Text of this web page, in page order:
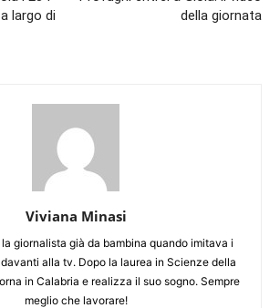
largo di
della giornata
Viviana Minasi
giornalista già da bambina quando imitava i
alla tv. Dopo la laurea in Scienze della
in Calabria e realizza il suo sogno. Sempre
meglio che lavorare!